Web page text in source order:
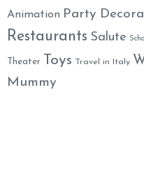
Animation Party
Restaurants Salute
Theater Toys Travel in Italy
Mummy